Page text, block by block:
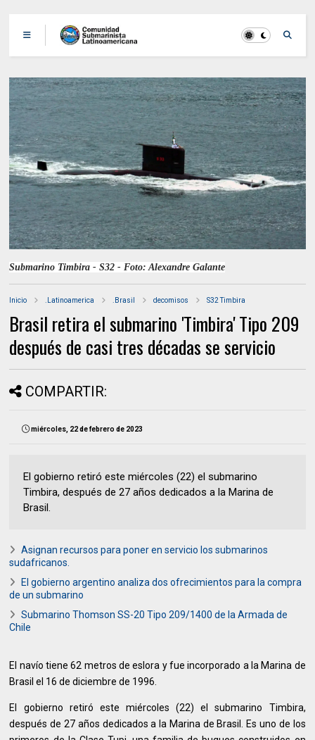
Submarino Timbira - S32 - Foto: Alexandre Galante
Inicio .Latinoamerica .Brasil decomisos S32 Timbira
Brasil retira el submarino 'Timbira' Tipo 209
después de casi tres décadas se servicio
COMPARTIR:
miércoles, 22 de febrero de 2023
El gobierno retiró este miércoles (22) el submarino
Timbira, después de 27 años dedicados a la Marina de
Brasil.
Asignan recursos para poner en servicio los submarinos
sudafricanos.
El gobierno argentino analiza dos ofrecimientos para la compra
de un submarino
Submarino Thomson SS-20 Tipo 209/1400 de la Armada de
Chile
El navío tiene 62 metros de eslora y fue incorporado a la Marina de
Brasil el 16 de diciembre de 1996.
El gobierno retiró este miércoles (22) el submarino Timbira,
después de 27 años dedicados a la Marina de Brasil. Es uno de los